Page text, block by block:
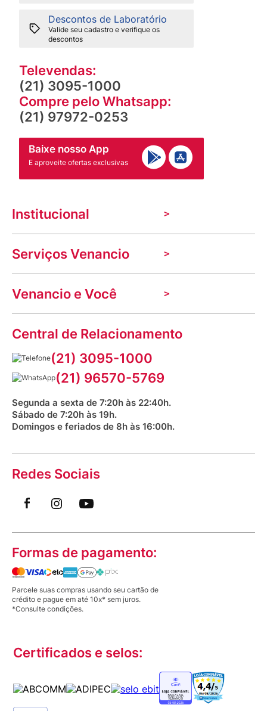
Descontos de Laboratório
Valide seu cadastro e verifique os
descontos
Televendas:
(21) 3095-1000
Compre pelo Whatsapp:
(21) 97972-0253
Baixe nosso App
E aproveite ofertas exclusivas
Institucional
A Venancio
Trabalhe Conosco
Nossas lojas
Indique seu imóvel
Aniversário Venancio 2025
Serviços Venancio
Troca e devolução
Mecânica de promoções
Dúvidas frequentes
Prazos e entregas
Bioimpedância Gratuita
Venancio e Você
VClube - Programa de fidelidade
Fale com o farmacêutico
Fale conosco
Saúde na praça
Central de Relacionamento
(21) 3095-1000
(21) 96570-5769
Segunda a sexta de 7:20h às 22:40h.
Sábado de 7:20h às 19h.
Domingos e feriados de 8h às 16:00h.
Redes Sociais
Formas de pagamento:
Parcele suas compras usando seu cartão de
crédito e pague em até 10x* sem juros.
*Consulte condições.
Certificados e selos: